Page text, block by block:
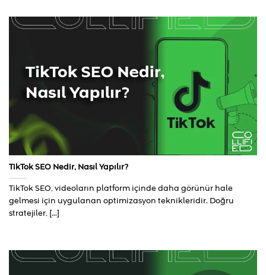
TikTok SEO Nedir, Nasıl Yapılır?
TikTok SEO, videoların platform içinde daha görünür hale
gelmesi için uygulanan optimizasyon teknikleridir. Doğru
stratejiler, [...]